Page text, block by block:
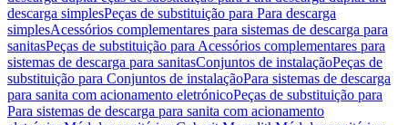
descarga simplesPeças de substituição para Para descarga
simplesAcessórios complementares para sistemas de descarga para
sanitasPeças de substituição para Acessórios complementares para
sistemas de descarga para sanitasConjuntos de instalaçãoPeças de
substituição para Conjuntos de instalaçãoPara sistemas de descarga
para sanita com acionamento eletrónicoPeças de substituição para
Para sistemas de descarga para sanita com acionamento